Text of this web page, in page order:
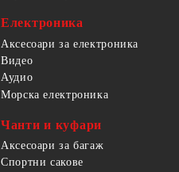
Електроника
Аксесоари за електроника
Видео
Аудио
Морска електроника
Чанти и куфари
Аксесоари за багаж
Спортни сакове